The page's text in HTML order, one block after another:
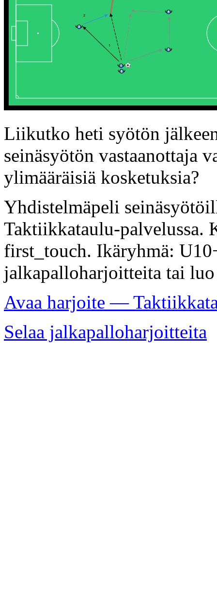
Liikutko heti syötön
seinäsyötön vastaanottaja
ylimääräisiä kosketuksia?
Yhdistelmäpeli
Taktiikkataulu-palvelussa.
first_touch. Ikäryhmä:
jalkapalloharjoitteita tai
Avaa harjoite —
Selaa jalkapalloharjoitteita